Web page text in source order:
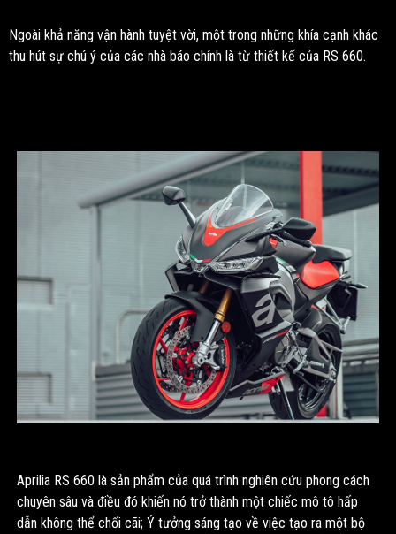
Ngoài khả năng vận hành tuyệt vời, một trong những khía cạnh khác
thu hút sự chú ý của các nhà báo chính là từ thiết kế của RS 660.
Aprilia RS 660 là sản phẩm của quá trình nghiên cứu phong cách
chuyên sâu và điều đó khiến nó trở thành một chiếc mô tô hấp
dẫn không thể chối cãi; Ý tưởng sáng tạo về việc tạo ra một bộ